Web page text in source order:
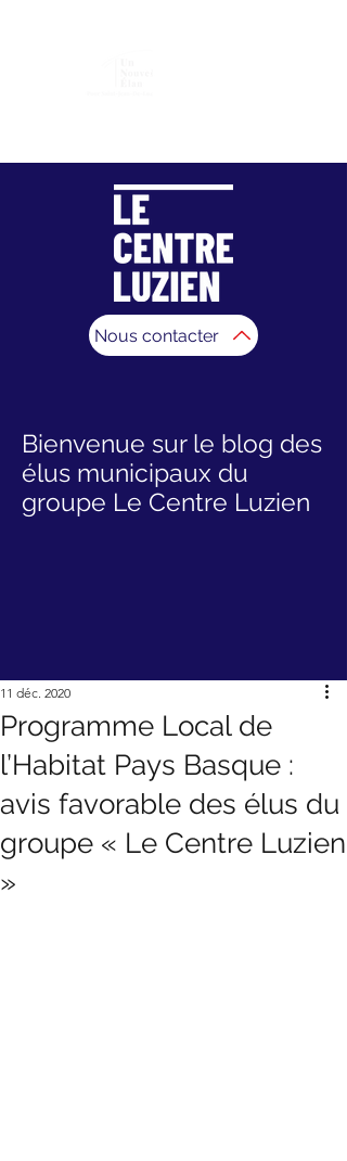
Nous contacter
Bienvenue sur le blog des
élus municipaux du
groupe Le Centre Luzien
Programme Local de
l’Habitat Pays Basque :
avis favorable des élus du
groupe « Le Centre Luzien
»
11 déc. 2020